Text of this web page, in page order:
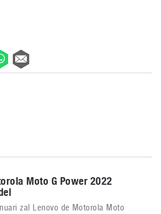
Moto G Power 2022
zal Lenovo de Motorola Moto